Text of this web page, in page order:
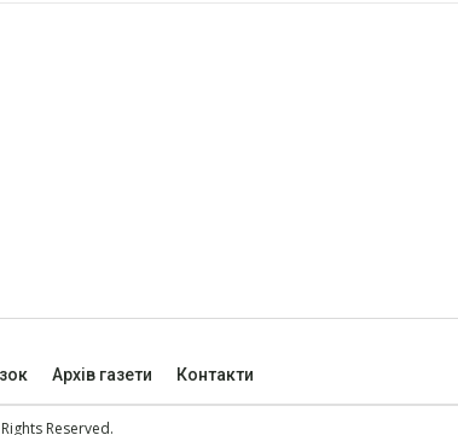
Архів газети Контакти
Reserved.